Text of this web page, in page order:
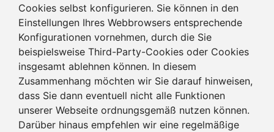
Cookies selbst konfigurieren. Sie können in den
Einstellungen Ihres Webbrowsers entsprechende
Konfigurationen vornehmen, durch die Sie
beispielsweise Third-Party-Cookies oder Cookies
insgesamt ablehnen können. In diesem
Zusammenhang möchten wir Sie darauf hinweisen,
dass Sie dann eventuell nicht alle Funktionen
unserer Webseite ordnungsgemäß nutzen können.
Darüber hinaus empfehlen wir eine regelmäßige